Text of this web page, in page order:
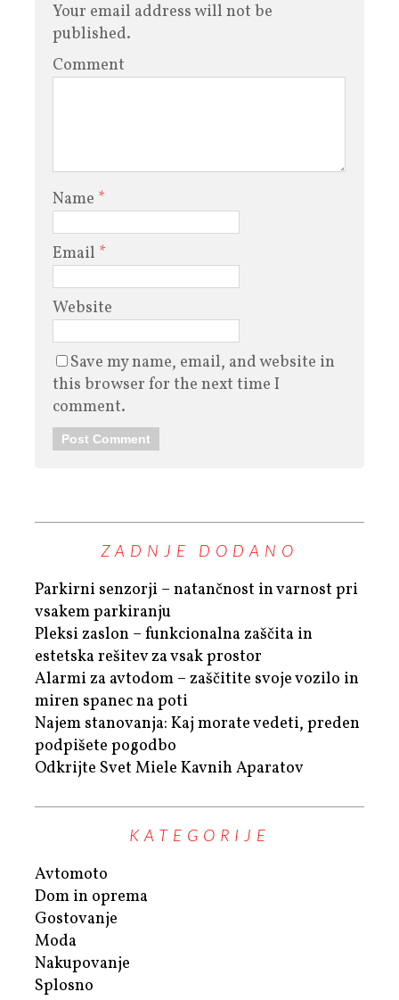
Your email address will not be
published.
Comment
Name *
Email *
Website
Save my name, email, and website in
this browser for the next time I
comment.
ZADNJE DODANO
Parkirni senzorji – natančnost in varnost pri
vsakem parkiranju
Pleksi zaslon – funkcionalna zaščita in
estetska rešitev za vsak prostor
Alarmi za avtodom – zaščitite svoje vozilo in
miren spanec na poti
Najem stanovanja: Kaj morate vedeti, preden
podpišete pogodbo
Odkrijte Svet Miele Kavnih Aparatov
KATEGORIJE
Avtomoto
Dom in oprema
Gostovanje
Moda
Nakupovanje
Splosno